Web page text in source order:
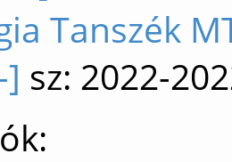
Tanszék
sz: 2022-